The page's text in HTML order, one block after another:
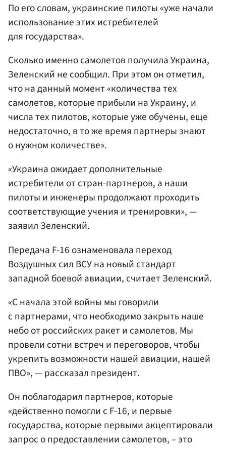
По его словам, украинские пилоты «уже начали
использование этих истребителей
для государства».
Сколько именно самолетов получила Украина,
Зеленский не сообщил. При этом он отметил,
что на данный момент «количества тех
самолетов, которые прибыли на Украину, и
числа тех пилотов, которые уже обучены, еще
недостаточно, в то же время партнеры знают
о нужном количестве».
«Украина ожидает дополнительные
истребители от стран-партнеров, а наши
пилоты и инженеры продолжают проходить
соответствующие учения и тренировки», —
заявил Зеленский.
Передача F-16 ознаменовала переход
Воздушных сил ВСУ на новый стандарт
западной боевой авиации, считает Зеленский.
«С начала этой войны мы говорили
с партнерами, что необходимо закрыть наше
небо от российских ракет и самолетов. Мы
провели сотни встреч и переговоров, чтобы
укрепить возможности нашей авиации, нашей
ПВО», — рассказал президент.
Он поблагодарил партнеров, которые
«действенно помогли с F-16, и первые
государства, которые первыми акцептировали
запрос о предоставлении самолетов, – это